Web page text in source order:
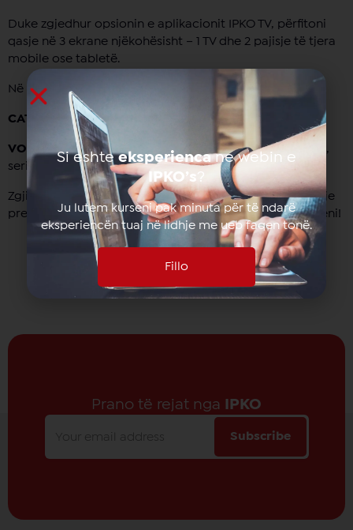
Duke zgjedhur opsionin e aplikacionit IPKO TV, përfitoni
qasje në 3 ekrane njëkohësisht – 1 TV dhe 2 pajisje të tjera
mobile ose tabletë.
Në të dy formatet, përfitoni pa kosto shtesë:
CATCH UP TV– deri në 72 orë mbrapa
VOD (Video On Demand)
– bibliotekë e pasur me filma,
seriale dhe dokumentarë
Zgjidhni opsionin që ju përshtatet dhe shijoni përmbajtje
premium me pakon Diaspora, në shtëpi apo kudo që jeni!
Prano të rejat nga IPKO
Subscribe
Si eshteeksperiencane webin e
IPKO’s?
Ju lutem kurseni pak minuta për të ndarë
eksperiencën tuaj në lidhje me ueb faqen tonë.
Fillo